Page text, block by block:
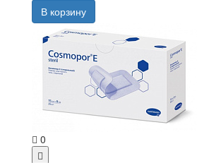
В корзину
0